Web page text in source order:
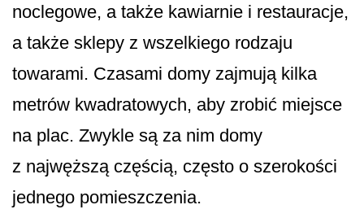
noclegowe, a także kawiarnie i restauracje,
a także sklepy z wszelkiego rodzaju
towarami. Czasami domy zajmują kilka
metrów kwadratowych, aby zrobić miejsce
na plac. Zwykle są za nim domy
z najwęższą częścią, często o szerokości
jednego pomieszczenia.